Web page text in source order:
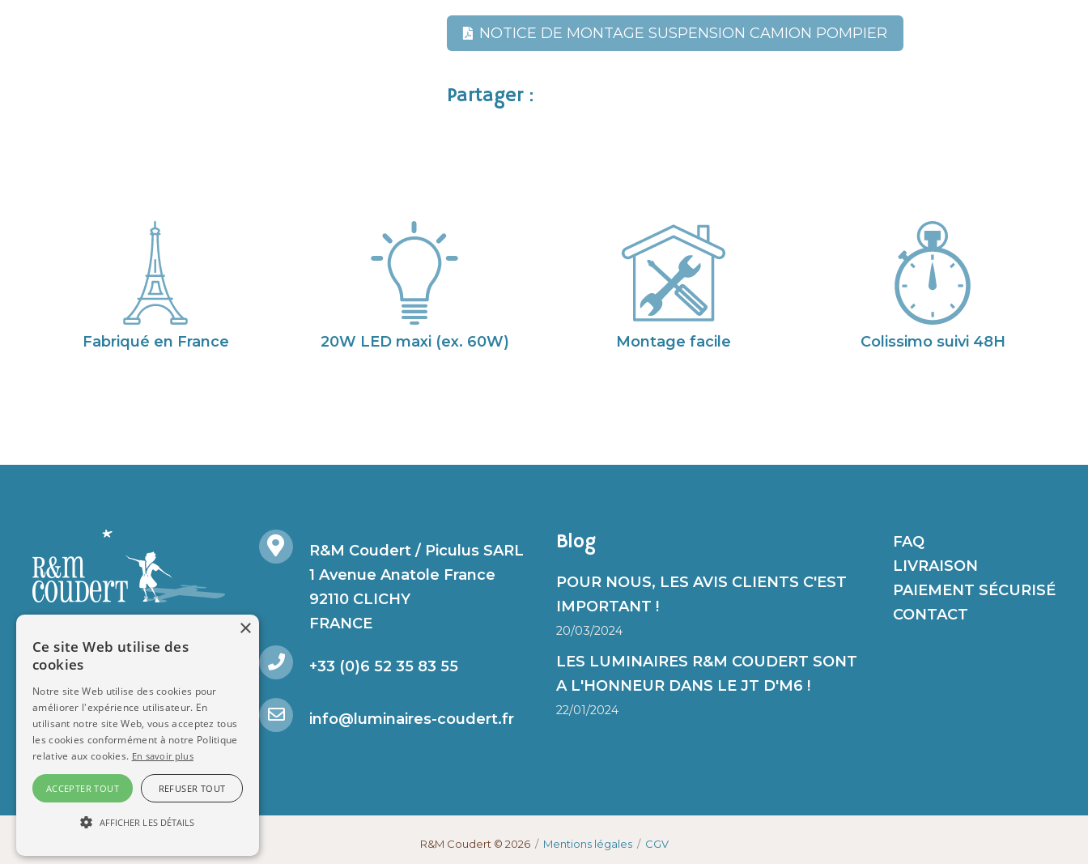
NOTICE DE MONTAGE SUSPENSION CAMION POMPIER
Partager :
Fabriqué en France 20W LED maxi (ex. 60W) Montage facile Colissimo suivi 48H
R&M Coudert / Piculus SARL
1 Avenue Anatole France
92110 CLICHY
FRANCE
+33 (0)6 52 35 83 55
info@luminaires-coudert.fr
Blog
POUR NOUS, LES AVIS CLIENTS C'EST
IMPORTANT !
20/03/2024
LES LUMINAIRES R&M COUDERT SONT
A L'HONNEUR DANS LE JT D'M6 !
22/01/2024
FAQ
LIVRAISON
PAIEMENT SÉCURISÉ
CONTACT
R&M Coudert © 2026/ Mentions légales/ CGV
×
Ce site Web utilise des
cookies
Notre site Web utilise des cookies pour
améliorer l'expérience utilisateur. En
utilisant notre site Web, vous acceptez tous
les cookies conformément à notre Politique
relative aux cookies. En savoir plus
ACCEPTER TOUT REFUSER TOUT
AFFICHER LES DÉTAILS